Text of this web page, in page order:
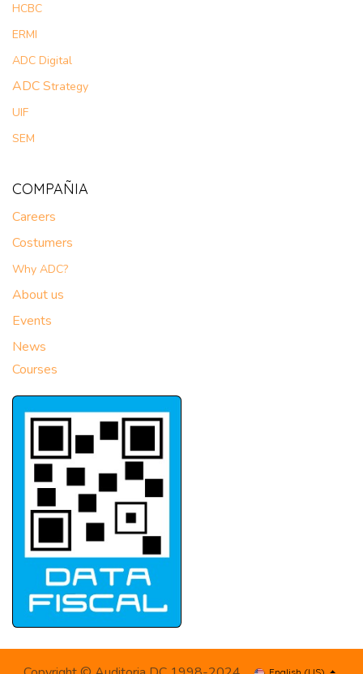
HCBC
ERMI
ADC Digital
ADC Strategy
UIF
SEM
COMPAÑIA
Careers
Costumers
Why ADC?
About us
Events
News
Courses